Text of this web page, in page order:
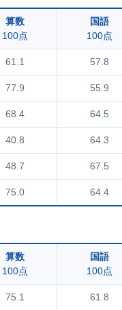
算数
100点
国語
100点
61.1 57.8
77.9 55.9
68.4 64.5
40.8 64.3
48.7 67.5
75.0 64.4
算数
100点
国語
100点
75.1 61.8